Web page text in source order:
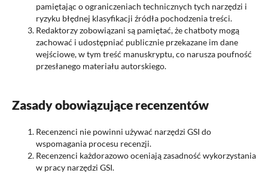
pamiętając o ograniczeniach technicznych tych narzędzi i
ryzyku błędnej klasyfikacji źródła pochodzenia treści.
Redaktorzy zobowiązani są pamiętać, że chatboty mogą
zachować i udostępniać publicznie przekazane im dane
wejściowe, w tym treść manuskryptu, co narusza poufność
przesłanego materiału autorskiego.
Zasady obowiązujące recenzentów
Recenzenci nie powinni używać narzędzi GSI do
wspomagania procesu recenzji.
Recenzenci każdorazowo oceniają zasadność wykorzystania
w pracy narzędzi GSI.